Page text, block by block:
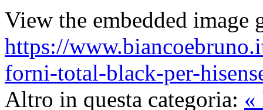
View the embedded image
https://
forni-total-black-per-
Altro in questa categoria: «